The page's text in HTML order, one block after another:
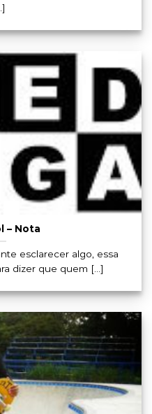
– Nota
esclarecer algo, essa
dizer que quem [...]